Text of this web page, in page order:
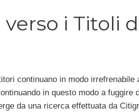
i Titoli
continuano in modo irrefrenabile
in questo modo a fuggire
da una ricerca effettuata da